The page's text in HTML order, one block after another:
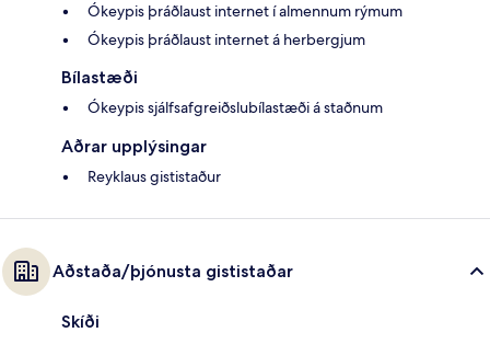
Ókeypis þráðlaust internet í almennum rýmum
Ókeypis þráðlaust internet á herbergjum
Bílastæði
Ókeypis sjálfsafgreiðslubílastæði á staðnum
Aðrar upplýsingar
Reyklaus gististaður
Aðstaða/þjónusta gististaðar
Skíði